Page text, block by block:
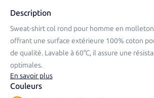
Description
Sweat-shirt col rond pour homme en
offrant une surface extérieure 100% coton
de qualité. Lavable à 60°C, il assure une
optimales.
En savoir plus
Couleurs